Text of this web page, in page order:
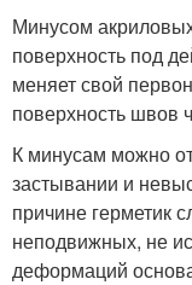
Минусом
поверхность под
меняет свой
поверхность швов
К минусам можно
застывании и
причине герметик
неподвижных, не
деформаций